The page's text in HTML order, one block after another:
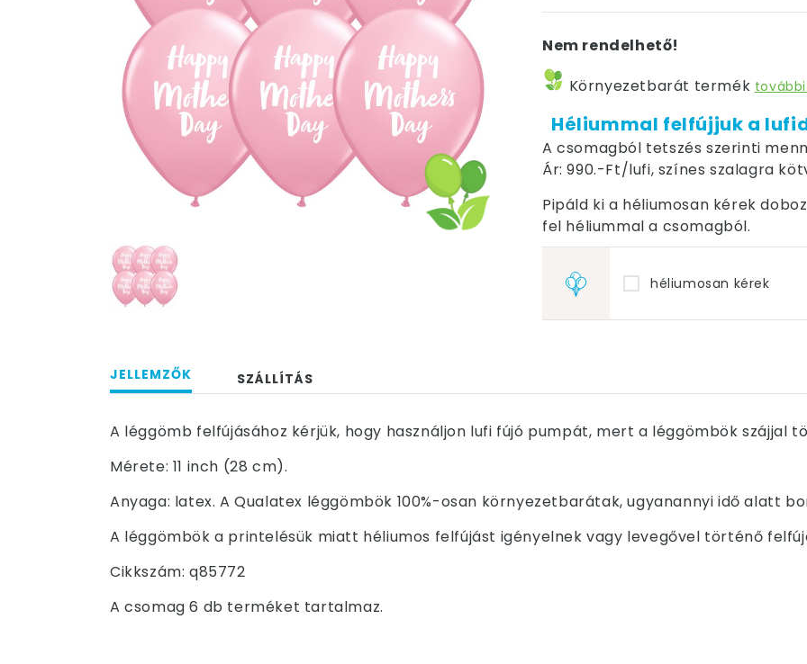
Nem rendelhető!
Környezetbarát termék
Héliummal felfújjuk a
A csomagból tetszés szerinti
Ár: 990.-Ft/lufi, színes szalagra
Pipáld ki a héliumosan kérek
fel héliummal a csomagból.
héliumosan kérek
JELLEMZŐK SZÁLLÍTÁS
A léggömb felfújásához kérjük, hogy használjon lufi fújó pumpát, mert a léggömbök szájjal
Mérete: 11 inch (28 cm).
Anyaga: latex. A Qualatex léggömbök 100%-osan környezetbarátak, ugyanannyi idő alatt
A léggömbök a printelésük miatt héliumos felfújást igényelnek vagy levegővel történő
Cikkszám: q85772
A csomag 6 db terméket tartalmaz.